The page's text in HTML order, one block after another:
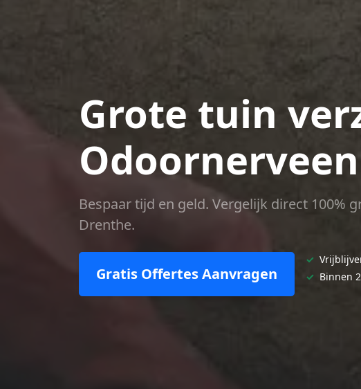
Grote tuin
Odoornerveen
Bespaar tijd en geld. Vergelijk direct 100%
Drenthe.
Gratis Offertes Aanvragen
✓
✓ Binnen